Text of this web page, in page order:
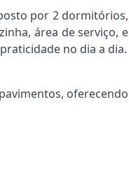
por 2 dormitórios,
área de serviço, e
no dia a dia.
oferecendo